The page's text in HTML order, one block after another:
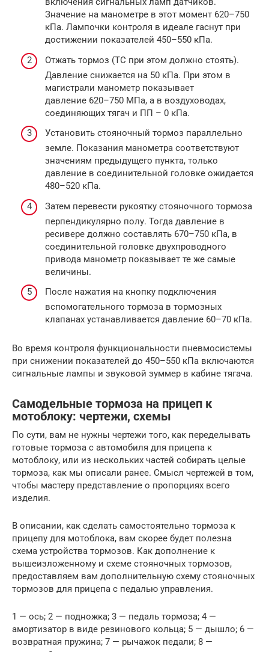
Значение на манометре в этот момент 620–750
кПа. Лампочки контроля в идеале гаснут при
достижении показателей 450–550 кПа.
Отжать тормоз (ТС при этом должно стоять).
Давление снижается на 50 кПа. При этом в
магистрали манометр показывает
давление 620–750 МПа, а в воздуховодах,
соединяющих тягач и ПП – 0 кПа.
Установить стояночный тормоз параллельно
земле. Показания манометра соответствуют
значениям предыдущего пункта, только
давление в соединительной головке ожидается
480–520 кПа.
Затем перевести рукоятку стояночного тормоза
перпендикулярно полу. Тогда давление в
ресивере должно составлять 670–750 кПа, в
соединительной головке двухпроводного
привода манометр показывает те же самые
величины.
После нажатия на кнопку подключения
вспомогательного тормоза в тормозных
клапанах устанавливается давление 60–70 кПа.
Во время контроля функциональности пневмосистемы
при снижении показателей до 450–550 кПа включаются
сигнальные лампы и звуковой зуммер в кабине тягача.
Самодельные тормоза на прицеп к
мотоблоку: чертежи, схемы
По сути, вам не нужны чертежи того, как переделывать
готовые тормоза с автомобиля для прицепа к
мотоблоку, или из нескольких частей собирать целые
тормоза, как мы описали ранее. Смысл чертежей в том,
чтобы мастеру представление о пропорциях всего
изделия.
В описании, как сделать самостоятельно тормоза к
прицепу для мотоблока, вам скорее будет полезна
схема устройства тормозов. Как дополнение к
вышеизложенному и схеме стояночных тормозов,
предоставляем вам дополнительную схему стояночных
тормозов для прицепа с педалью управления.
1 — ось; 2 — подножка; 3 — педаль тормоза; 4 —
амортизатор в виде резинового кольца; 5 — дышло; 6 —
возвратная пружина; 7 — рычажок педали; 8 —